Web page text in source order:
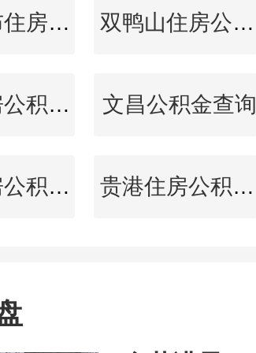
乌兰察布住房公积金查询 双鸭山住房公积金查询
莱芜住房公积金查询 文昌公积金查询
乌海住房公积金查询 贵港住房公积金查询